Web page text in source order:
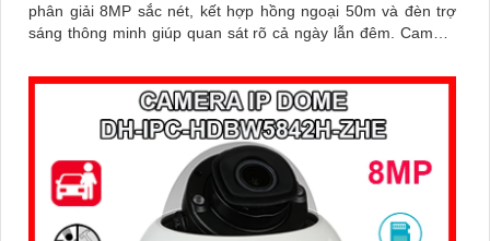
phân giải 8MP sắc nét, kết hợp hồng ngoại 50m và đèn trợ
sáng thông minh giúp quan sát rõ cả ngày lẫn đêm. Camera
công nghệ phân biệt người và phương tiện, nâng cao độ
chính xác trong cảnh báo, hỗ trợ POE tiện lợi